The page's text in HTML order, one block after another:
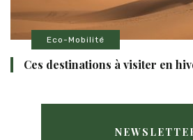
Eco-Mobilité
Ces destinations à visiter en